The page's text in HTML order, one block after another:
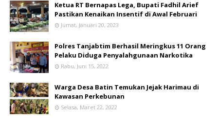
Ketua RT Bernapas Lega, Bupati Fadhil Arief
Pastikan Kenaikan Insentif di Awal Februari
Jumat, Januari 20, 2023
Polres Tanjabtim Berhasil Meringkus 11 Orang
Pelaku Diduga Penyalahgunaan Narkotika
Rabu, Juni 15, 2022
Warga Desa Batin Temukan Jejak Harimau di
Kawasan Perkebunan
Selasa, Maret 22, 2022